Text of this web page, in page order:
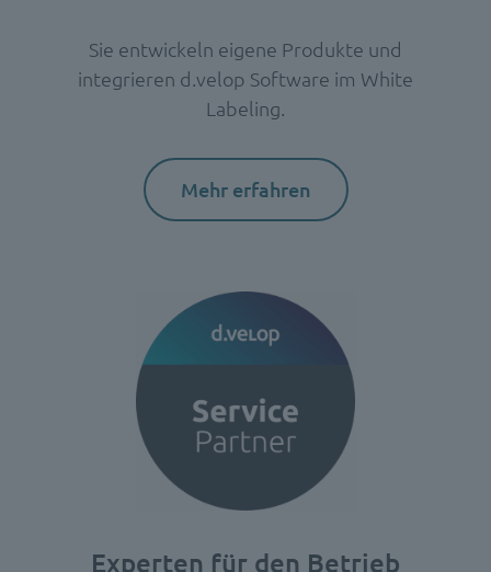
Sie entwickeln eigene Produkte und
integrieren d.velop Software im White
Labeling.
Mehr erfahren
Experten für den Betrieb